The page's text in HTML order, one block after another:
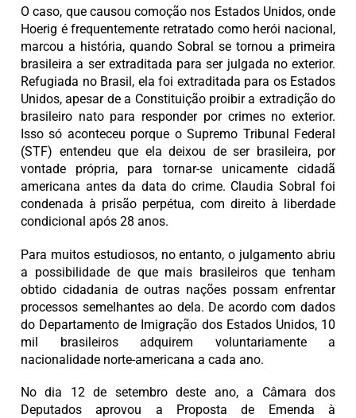
O caso, que causou comoção nos Estados Unidos, onde
Hoerig é frequentemente retratado como herói nacional,
marcou a história, quando Sobral se tornou a primeira
brasileira a ser extraditada para ser julgada no exterior.
Refugiada no Brasil, ela foi extraditada para os Estados
Unidos, apesar de a Constituição proibir a extradição do
brasileiro nato para responder por crimes no exterior.
Isso só aconteceu porque o Supremo Tribunal Federal
(STF) entendeu que ela deixou de ser brasileira, por
vontade própria, para tornar-se unicamente cidadã
americana antes da data do crime. Claudia Sobral foi
condenada à prisão perpétua, com direito à liberdade
condicional após 28 anos.
Para muitos estudiosos, no entanto, o julgamento abriu
a possibilidade de que mais brasileiros que tenham
obtido cidadania de outras nações possam enfrentar
processos semelhantes ao dela. De acordo com dados
do Departamento de Imigração dos Estados Unidos, 10
mil brasileiros adquirem voluntariamente a
nacionalidade norte-americana a cada ano.
No dia 12 de setembro deste ano, a Câmara dos
Deputados aprovou a Proposta de Emenda à